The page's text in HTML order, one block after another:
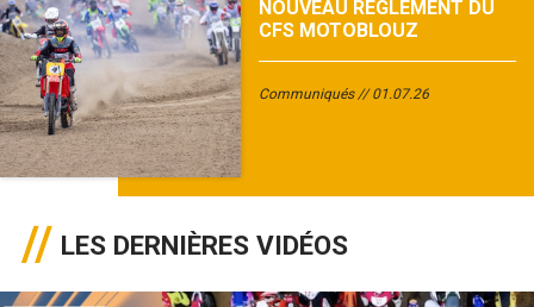
NOUVEAU RÈGLEMENT DU
CFS MOTOBLOUZ
Communiqués 01.07.26
LES DERNIÈRES VIDÉOS